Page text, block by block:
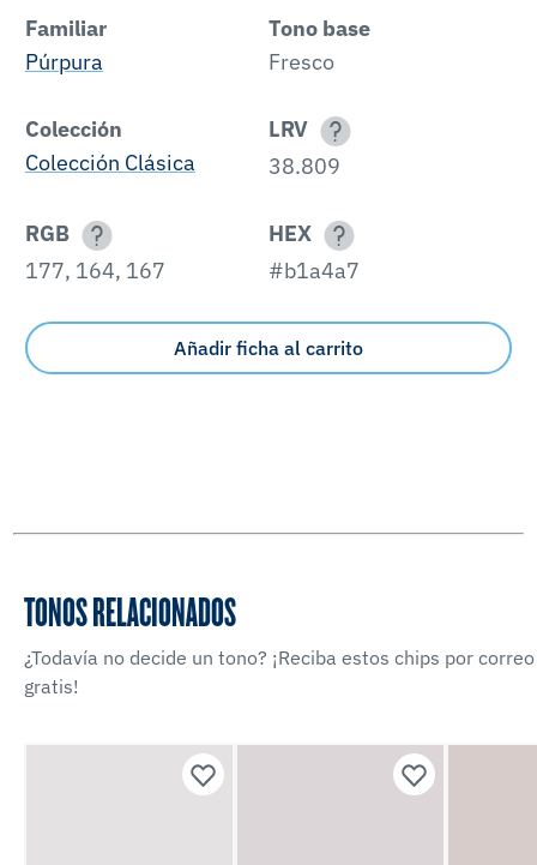
Familiar
Púrpura
Tono base
Fresco
Colección
Colección Clásica
LRV
38.809
RGB
177, 164, 167
HEX
#b1a4a7
Añadir ficha al carrito
TONOS RELACIONADOS
¿Todavía no decide un tono? ¡Reciba estos chips por correo
gratis!